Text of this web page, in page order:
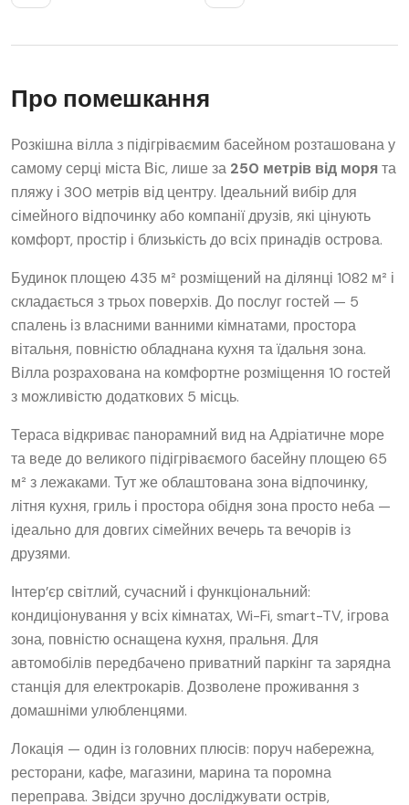
Про помешкання
Розкішна вілла з підігріваємим басейном розташована у
самому серці міста Віс, лише за 250 метрів від морята
пляжу і 300 метрів від центру. Ідеальний вибір для
сімейного відпочинку або компанії друзів, які цінують
комфорт, простір і близькість до всіх принадів острова.
Будинок площею 435 м² розміщений на ділянці 1082 м² і
складається з трьох поверхів. До послуг гостей — 5
спалень із власними ванними кімнатами, простора
вітальня, повністю обладнана кухня та їдальня зона.
Вілла розрахована на комфортне розміщення 10 гостей
з можливістю додаткових 5 місць.
Тераса відкриває панорамний вид на Адріатичне море
та веде до великого підігріваємого басейну площею 65
м² з лежаками. Тут же облаштована зона відпочинку,
літня кухня, гриль і простора обідня зона просто неба —
ідеально для довгих сімейних вечерь та вечорів із
друзями.
Інтер’єр світлий, сучасний і функціональний:
кондиціонування у всіх кімнатах, Wi-Fi, smart-TV, ігрова
зона, повністю оснащена кухня, пральня. Для
автомобілів передбачено приватний паркінг та зарядна
станція для електрокарів. Дозволене проживання з
домашніми улюбленцями.
Локація — один із головних плюсів: поруч набережна,
ресторани, кафе, магазини, марина та поромна
переправа. Звідси зручно досліджувати острів,